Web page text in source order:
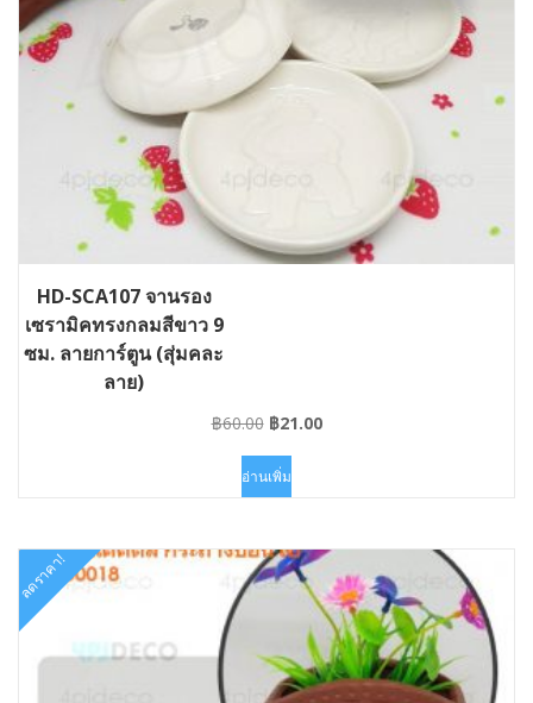
HD-SCA107 จานรอง
เซรามิคทรงกลมสีขาว 9
ซม. ลายการ์ตูน (สุ่มคละ
ลาย)
฿60.00 Original
was:
฿60.00.
฿21.00Current
อ่านเพิ่ม
ลดราคา!